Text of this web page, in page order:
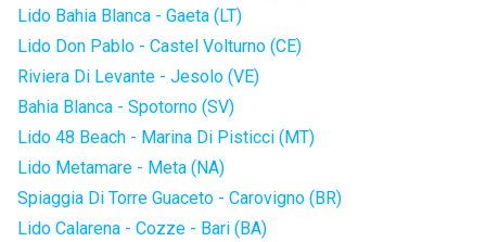
Lido Bahia Blanca - Gaeta (LT)
Lido Don Pablo - Castel Volturno (CE)
Riviera Di Levante - Jesolo (VE)
Bahia Blanca - Spotorno (SV)
Lido 48 Beach - Marina Di Pisticci (MT)
Lido Metamare - Meta (NA)
Spiaggia Di Torre Guaceto - Carovigno (BR)
Lido Calarena - Cozze - Bari (BA)